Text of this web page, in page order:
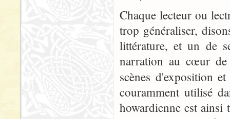
Chaque lecteur ou
trop généraliser,
littérature, et un de
narration au cœur
scènes d'exposition
couramment utilisé
howardienne est